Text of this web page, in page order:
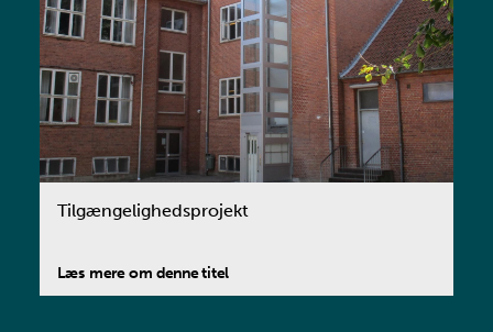
Tilgængelighedsprojekt
Læs mere om denne titel